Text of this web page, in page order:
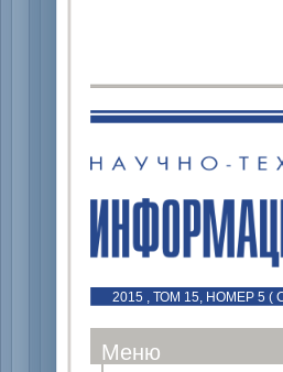
2015 , ТОМ 15, НОМЕР 5 (
Меню